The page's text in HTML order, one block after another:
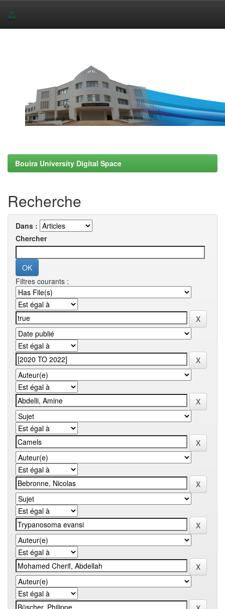
Bouira University Digital Space
Recherche
Dans :
Chercher
Filtres courants :